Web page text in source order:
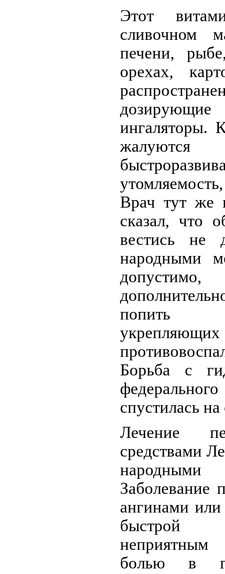
Этот
сливочном
печени,
орехах,
ингаляторы.
Врач тут же
сказал, что
вестись не
народными
попить
Борьба с
спустилась
Лечение
средствами
Заболевание
ангинами
быстрой
болью в